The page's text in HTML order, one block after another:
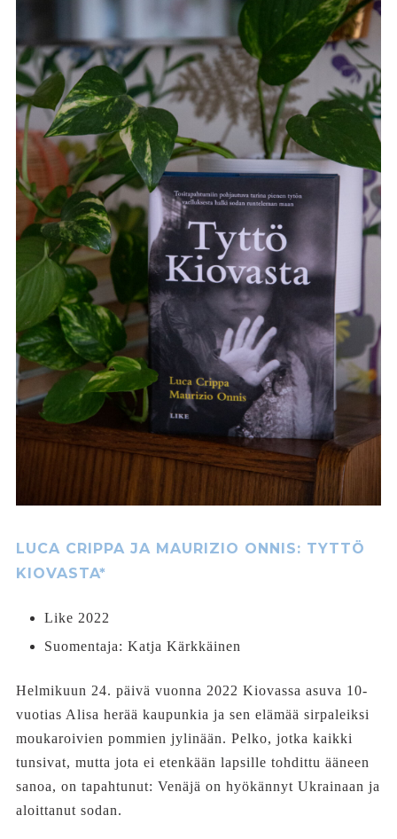
LUCA CRIPPA JA MAURIZIO ONNIS: TYTTÖ
KIOVASTA*
Like 2022
Suomentaja: Katja Kärkkäinen
Helmikuun 24. päivä vuonna 2022 Kiovassa asuva 10-
vuotias Alisa herää kaupunkia ja sen elämää sirpaleiksi
moukaroivien pommien jylinään. Pelko, jotka kaikki
tunsivat, mutta jota ei etenkään lapsille tohdittu ääneen
sanoa, on tapahtunut: Venäjä on hyökännyt Ukrainaan ja
aloittanut sodan.